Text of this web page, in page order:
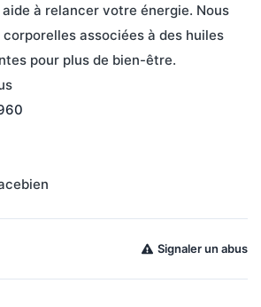
à relancer votre énergie. Nous
associées à des huiles
pour plus de bien-être.
Signaler un abus